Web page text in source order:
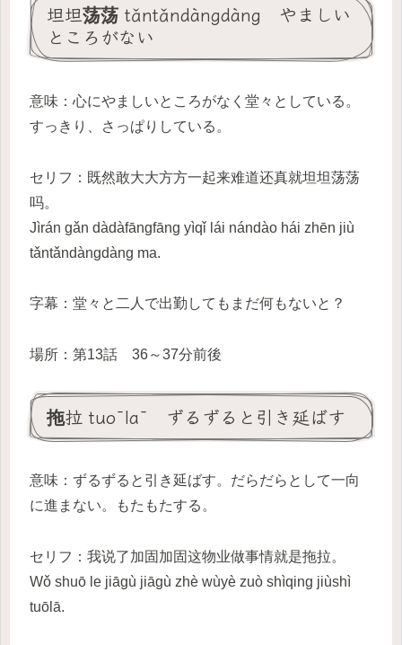
坦坦荡荡 tǎntǎndàngdàng やましい
ところがない
意味：心にやましいところがなく堂々としている。
すっきり、さっぱりしている。
セリフ：既然敢大大方方一起来难道还真就坦坦荡荡
吗。
Jìrán gǎn dàdàfāngfāng yìqǐ lái nándào hái zhēn jiù
tǎntǎndàngdàng ma.
字幕：堂々と二人で出勤してもまだ何もないと？
場所：第13話 36～37分前後
拖拉 tuōlā ずるずると引き延ばす
意味：ずるずると引き延ばす。だらだらとして一向
に進まない。もたもたする。
セリフ：我说了加固加固这物业做事情就是拖拉。
Wǒ shuō le jiāgù jiāgù zhè wùyè zuò shìqing jiùshì
tuōlā.